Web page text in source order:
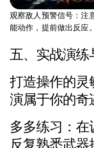
观察敌人预警信号：注
能动作，提前做出反应。
五、实战演练
打造操作的灵
演属于你的奇
多多练习：
反复熟悉武器